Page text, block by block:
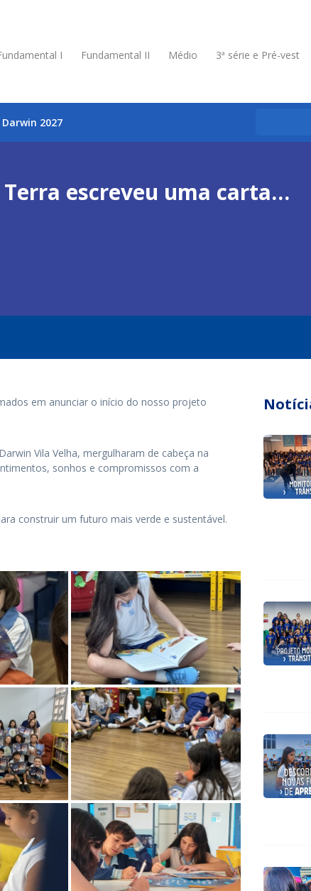
I Fundamental II Médio 3ª série e Pré-vest
Darwin 2027
Terra escreveu uma carta…
em anunciar o início do nosso projeto
Vila Velha, mergulharam de cabeça na
sonhos e compromissos com a
construir um futuro mais verde e sustentável.